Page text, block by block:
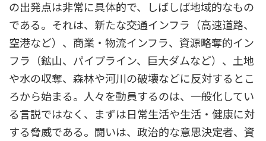
の出発点は非常に具体的で、しばしば地域的なもの
である。それは、新たな交通インフラ（高速道路、
空港など）、商業・物流インフラ、資源略奪的イン
フラ（鉱山、パイプライン、巨大ダムなど）、土地
や水の収奪、森林や河川の破壊などに反対するとこ
ろから始まる。人々を動員するのは、一般化してい
る言説ではなく、まずは日常生活や生活・健康に対
する脅威である。闘いは、政治的な意思決定者、資